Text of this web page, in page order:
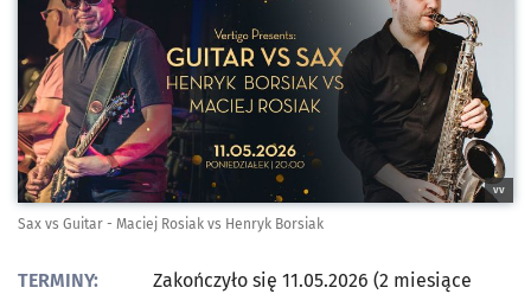
vv
Sax vs Guitar - Maciej Rosiak vs Henryk Borsiak
TERMINY:
Zakończyło się 11.05.2026 (2 miesiące